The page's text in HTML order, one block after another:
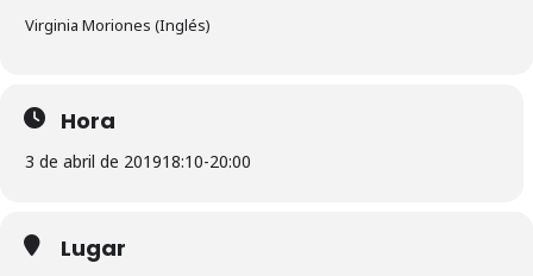
Virginia Moriones (Inglés)
Hora
3 de abril de 201918:10-20:00
Lugar